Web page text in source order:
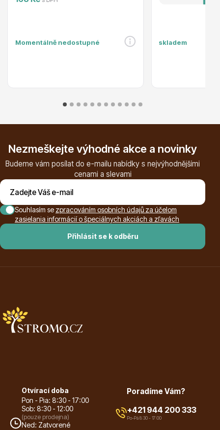
Popínavé rostliny
Bambusy
Dekorace
Momentálně nedostupné skladem
Nezmeškejte výhodné akce a novinky
Budeme vám posílat do e-mailu nabídky s nejvýhodnějšími
cenami a slevami
Přihlásit se k odběru
Souhlasím se zpracováním osobních údajů za účelom
zasielania informácií o špeciálnych akciách a zľavách
Otvírací doba
Pon - Pia: 8:30 - 17:00
Sob: 8:30 - 12:00
(pouze prodejna)
Ned: Zatvorené
Poradíme Vám?
+421 944 200 333
Po-Pá 8:30 - 17:00